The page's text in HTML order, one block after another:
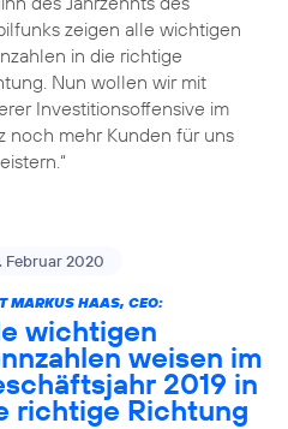
zeigen alle wichtigen
in die richtige
Nun wollen wir mit
Investitionsoffensive im
noch mehr Kunden für uns
Februar 2020
MARKUS HAAS, CEO:
wichtigen
weisen im
2019 in
richtige Richtung